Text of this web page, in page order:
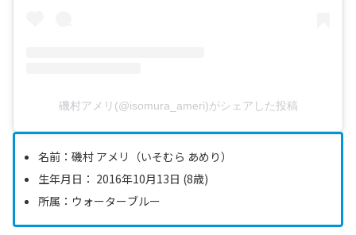
磯村アメリ(@isomura_ameri)がシェアした投稿
名前：磯村 アメリ（いそむら あめり）
生年月日： 2016年10月13日 (8歳)
所属：ウォーターブルー